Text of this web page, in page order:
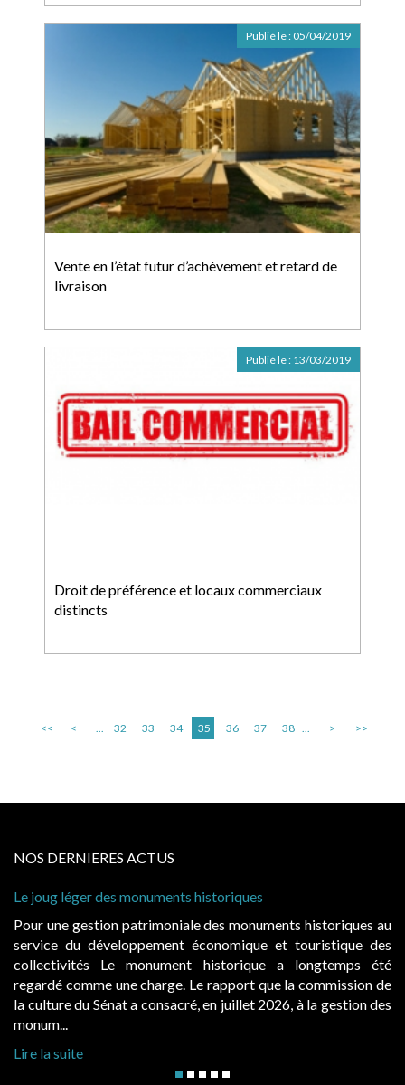
Vente en l’état futur d’achèvement et retard de
livraison
Publié le : 05/04/2019
Droit de préférence et locaux commerciaux
distincts
Publié le : 13/03/2019
<< < ... 32 33 34 35 36 37 38 ... > >>
NOS DERNIERES ACTUS
historiques
des monuments historiques au
économique et touristique des
historique a longtemps été
Le rapport que la commission de
consacré, en juillet 2026, à la gestion des
Cabines de plage : le
Evocatrices des
également un beau
public, elles donnent
d’occupation. Saisies